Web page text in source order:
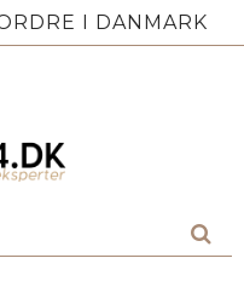
I DANMARK